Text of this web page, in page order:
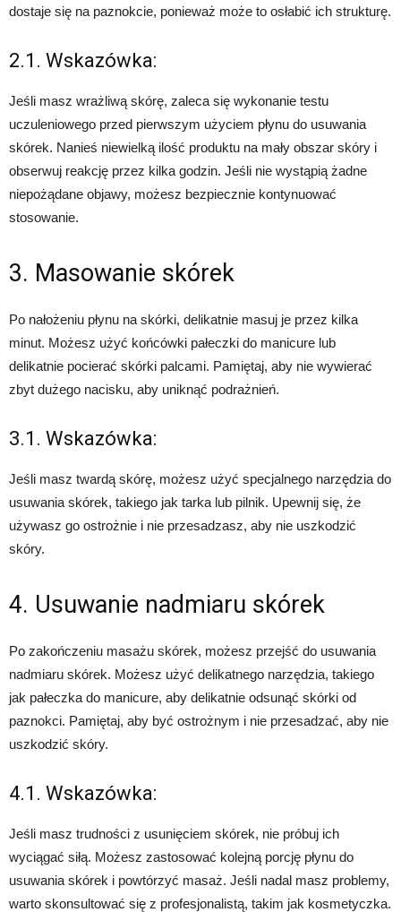
dostaje się na paznokcie, ponieważ może to osłabić ich strukturę.
2.1. Wskazówka:
Jeśli masz wrażliwą skórę, zaleca się wykonanie testu
uczuleniowego przed pierwszym użyciem płynu do usuwania
skórek. Nanieś niewielką ilość produktu na mały obszar skóry i
obserwuj reakcję przez kilka godzin. Jeśli nie wystąpią żadne
niepożądane objawy, możesz bezpiecznie kontynuować
stosowanie.
3. Masowanie skórek
Po nałożeniu płynu na skórki, delikatnie masuj je przez kilka
minut. Możesz użyć końcówki pałeczki do manicure lub
delikatnie pocierać skórki palcami. Pamiętaj, aby nie wywierać
zbyt dużego nacisku, aby uniknąć podrażnień.
3.1. Wskazówka:
Jeśli masz twardą skórę, możesz użyć specjalnego narzędzia do
usuwania skórek, takiego jak tarka lub pilnik. Upewnij się, że
używasz go ostrożnie i nie przesadzasz, aby nie uszkodzić
skóry.
4. Usuwanie nadmiaru skórek
Po zakończeniu masażu skórek, możesz przejść do usuwania
nadmiaru skórek. Możesz użyć delikatnego narzędzia, takiego
jak pałeczka do manicure, aby delikatnie odsunąć skórki od
paznokci. Pamiętaj, aby być ostrożnym i nie przesadzać, aby nie
uszkodzić skóry.
4.1. Wskazówka:
Jeśli masz trudności z usunięciem skórek, nie próbuj ich
wyciągać siłą. Możesz zastosować kolejną porcję płynu do
usuwania skórek i powtórzyć masaż. Jeśli nadal masz problemy,
warto skonsultować się z profesjonalistą, takim jak kosmetyczka.